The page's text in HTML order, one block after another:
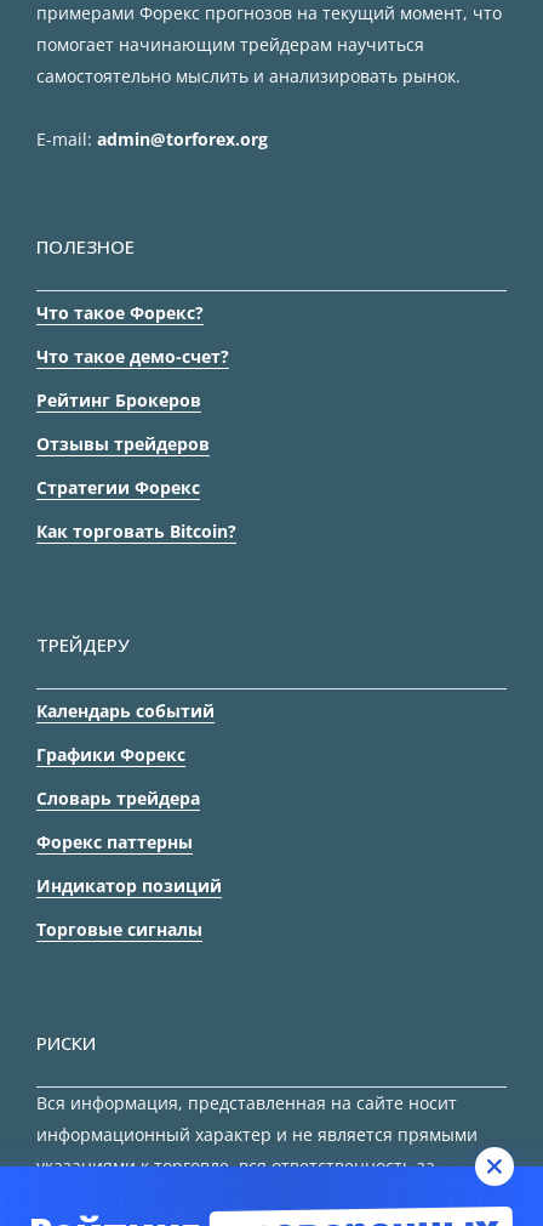
примерами Форекс прогнозов на текущий момент, что
помогает начинающим трейдерам научиться
самостоятельно мыслить и анализировать рынок.
E-mail: admin@torforex.org
ПОЛЕЗНОЕ
Что такое Форекс?
Что такое демо-счет?
Рейтинг Брокеров
Отзывы трейдеров
Стратегии Форекс
Как торговать Bitcoin?
ТРЕЙДЕРУ
Календарь событий
Графики Форекс
Словарь трейдера
Форекс паттерны
Индикатор позиций
Торговые сигналы
РИСКИ
Вся информация, представленная на сайте носит
информационный характер и не является прямыми
указаниями к торговле, вся ответственность за